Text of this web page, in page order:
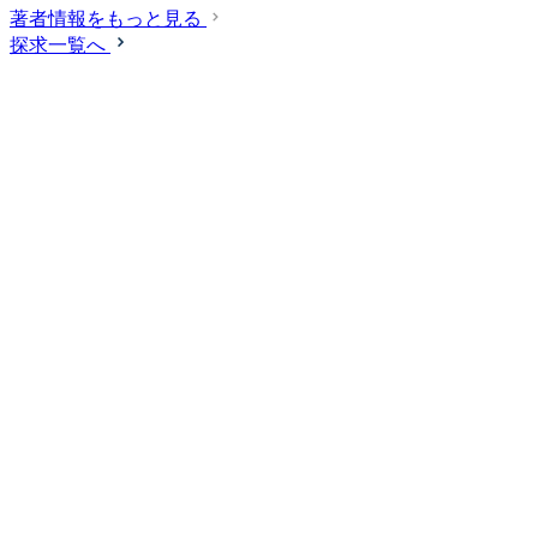
著者情報をもっと見る
探求一覧へ